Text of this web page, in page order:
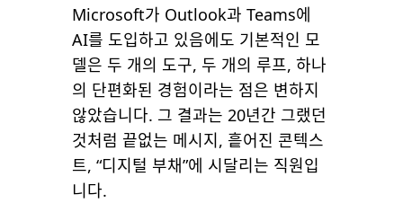
Microsoft가 Outlook과 Teams에
AI를 도입하고 있음에도 기본적인 모
델은 두 개의 도구, 두 개의 루프, 하나
의 단편화된 경험이라는 점은 변하지
않았습니다. 그 결과는 20년간 그랬던
것처럼 끝없는 메시지, 흩어진 콘텍스
트, “디지털 부채”에 시달리는 직원입
니다.